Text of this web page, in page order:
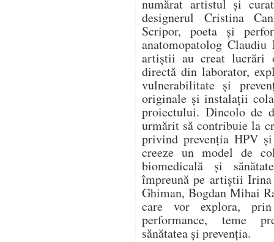
numărat artistul și
designerul Cristina
Scripor, poeta și
anatomopatolog
artiștii au creat lucrări
directă din laborator,
vulnerabilitate și
originale și instalații
proiectului. Dincolo de
urmărit să contribuie la
privind prevenția HPV
creeze un model de
biomedicală și
împreună pe artiștii
Ghiman, Bogdan Mihai
care vor explora,
performance, teme
sănătatea și prevenția.